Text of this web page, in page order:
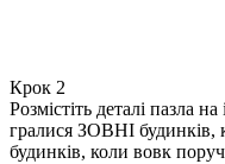
Крок 2
Розмістіть деталі пазла
гралися ЗОВНІ
будинків, коли вовк